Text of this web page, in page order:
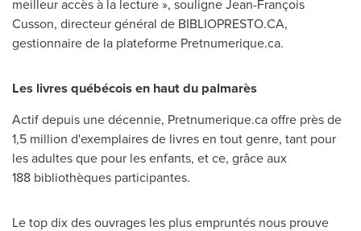
meilleur accès à la lecture », souligne Jean-François
Cusson, directeur général de BIBLIOPRESTO.CA,
gestionnaire de la plateforme Pretnumerique.ca.
Les livres québécois en haut du palmarès
Actif depuis une décennie, Pretnumerique.ca offre près de
1,5 million d'exemplaires de livres en tout genre, tant pour
les adultes que pour les enfants, et ce, grâce aux
188 bibliothèques participantes.
Le top dix des ouvrages les plus empruntés nous prouve